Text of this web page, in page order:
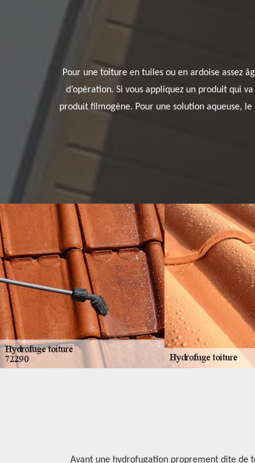
Pour une toiture en tuiles ou en ardoise assez
d’opération. Si vous appliquez un produit qui
produit filmogène. Pour une solution aqueuse,
Avant une hydrofugation proprement dite de